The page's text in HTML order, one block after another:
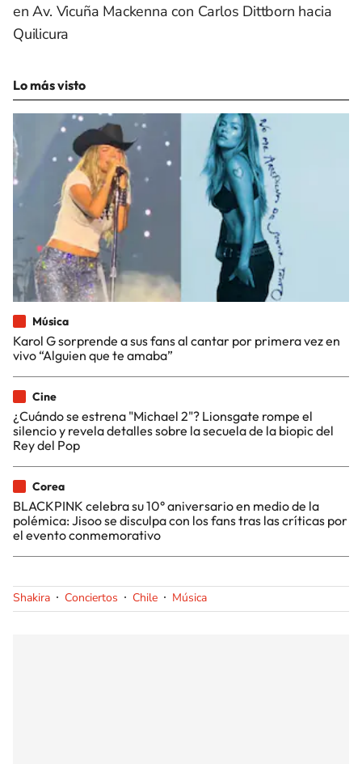
en Av. Vicuña Mackenna con Carlos Dittborn hacia
Quilicura
Lo más visto
Música
Karol G sorprende a sus fans al cantar por primera vez en
vivo “Alguien que te amaba”
Cine
¿Cuándo se estrena "Michael 2"? Lionsgate rompe el
silencio y revela detalles sobre la secuela de la biopic del
Rey del Pop
Corea
BLACKPINK celebra su 10° aniversario en medio de la
polémica: Jisoo se disculpa con los fans tras las críticas por
el evento conmemorativo
Shakira Conciertos Chile Música